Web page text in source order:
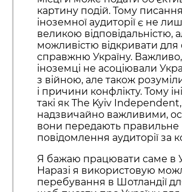
картину подій. Тому
іноземної аудиторії є не
великою відповідальністю,
можливістю відкривати для
справжню Україну.
іноземці не асоціювали
з війною, але також
і причини конфлікту. Тому
такі як The Kyiv
надзвичайно важливими,
вони передають правильне
повідомлення аудиторії за
Я бажаю працювати саме в
Наразі я використовую
перебування в Шотландії